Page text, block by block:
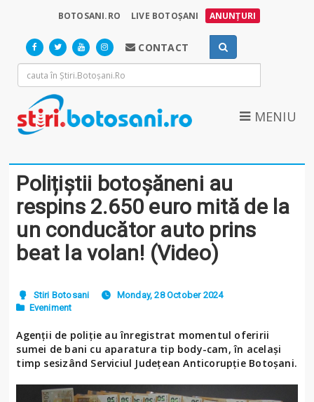
BOTOSANI.RO LIVE BOTOȘANI ANUNȚURI
CONTACT
MENIU
Polițiștii botoșăneni au
respins 2.650 euro mită de la
un conducător auto prins
beat la volan! (Video)
Stiri Botosani
Monday, 28 October 2024
Eveniment
Agenții de poliție au înregistrat momentul oferirii
sumei de bani cu aparatura tip body-cam, în același
timp sesizând Serviciul Județean Anticorupție Botoșani.